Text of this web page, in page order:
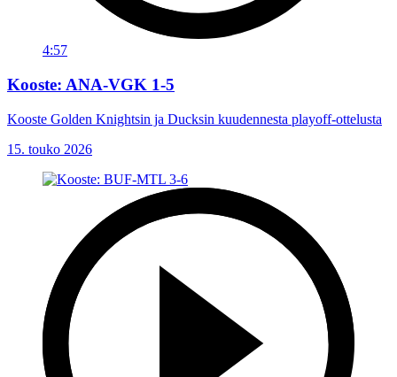
4:57
Kooste: ANA-VGK 1-5
Kooste Golden Knightsin ja Ducksin kuudennesta playoff-ottelusta
15. touko 2026